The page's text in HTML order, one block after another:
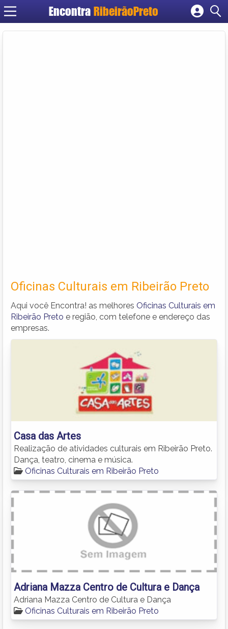
Encontra RibeirãoPreto
Cadastrar empresa
Oficinas Culturais em Ribeirão Preto
Aqui você Encontra! as melhores Oficinas Culturais em
Ribeirão Preto e região, com telefone e endereço das
empresas.
Casa das Artes
Realização de atividades culturais em Ribeirão Preto.
Dança, teatro, cinema e música.
Oficinas Culturais em Ribeirão Preto
Adriana Mazza Centro de Cultura e Dança
Adriana Mazza Centro de Cultura e Dança
Oficinas Culturais em Ribeirão Preto